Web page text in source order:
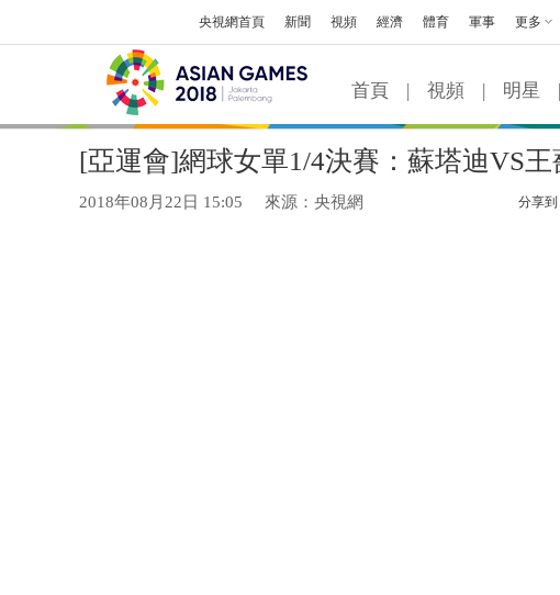
央視網首頁 新聞 視頻 經濟 體育 軍事 更多
首頁 | 視頻 | 明星 |
[亞運會]網球女單1/4決賽：蘇塔迪VS王
2018年08月22日 15:05 來源：央視網 分享到